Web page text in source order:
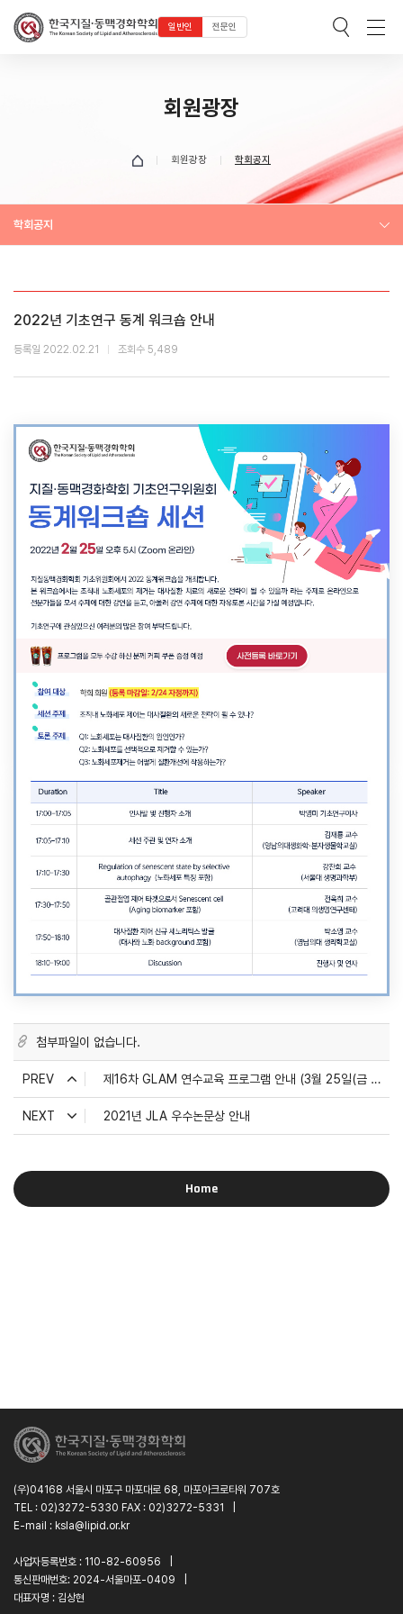
일반인 전문인
회원광장
회원광장 학회공지
학회공지
2022년 기초연구 동계 워크숍 안내
등록일 2022.02.21 조회수 5,489
첨부파일이 없습니다.
PREV 제16차 GLAM 연수교육 프로그램 안내 (3월 25일(금 오후 6시 30분, 온라인 생중계)
NEXT 2021년 JLA 우수논문상 안내
Home
(우)04168 서울시 마포구 마포대로 68, 마포아크로타워 707호
TEL : 02)3272-5330 FAX : 02)3272-5331
E-mail : ksla@lipid.or.kr
사업자등록번호 : 110-82-60956
통신판매번호: 2024-서울마포-0409
대표자명 : 김상현